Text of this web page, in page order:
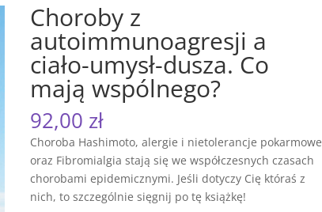
Choroby z
autoimmunoagresji a
ciało-umysł-dusza. Co
mają wspólnego?
92,00 zł
Choroba Hashimoto, alergie i nietolerancje pokarmowe
oraz Fibromialgia stają się we współczesnych czasach
chorobami epidemicznymi. Jeśli dotyczy Cię któraś z
nich, to szczególnie sięgnij po tę książkę!